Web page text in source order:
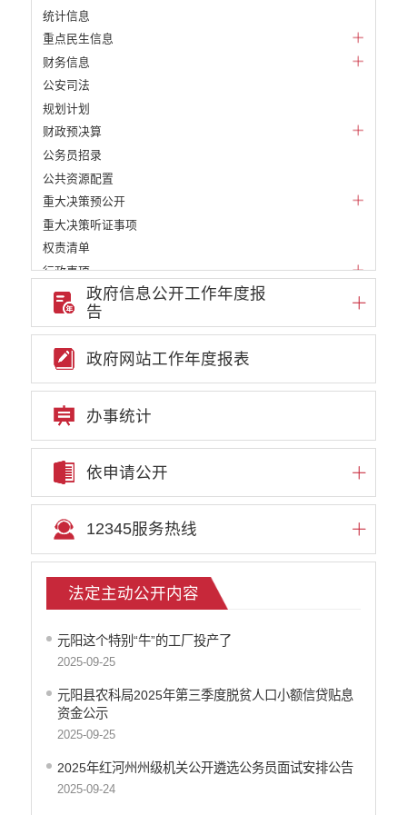
统计信息
重点民生信息
财务信息
公安司法
规划计划
财政预决算
公务员招录
公共资源配置
重大决策预公开
重大决策听证事项
权责清单
行政事项
部门信息公开基本目录
重大项目
政府信息公开工作年度报
告
政府网站工作年度报表
办事统计
依申请公开
12345服务热线
法定主动公开内容
元阳这个特别“牛”的工厂投产了
2025-09-25
元阳县农科局2025年第三季度脱贫人口小额信贷贴息
资金公示
2025-09-25
2025年红河州州级机关公开遴选公务员面试安排公告
2025-09-24